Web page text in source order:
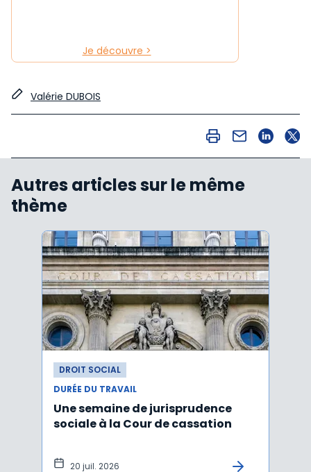
Je découvre >
Valérie DUBOIS
Autres articles sur le même
thème
DROIT SOCIAL
DURÉE DU TRAVAIL
Une semaine de jurisprudence
sociale à la Cour de cassation
20 juil. 2026